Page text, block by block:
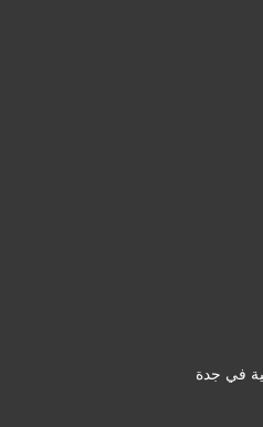
في جدة